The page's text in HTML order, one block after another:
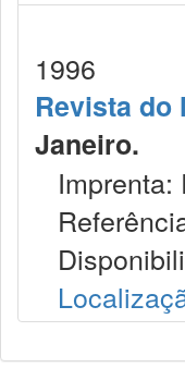
1996
Revista
Janeiro.
Imprenta: